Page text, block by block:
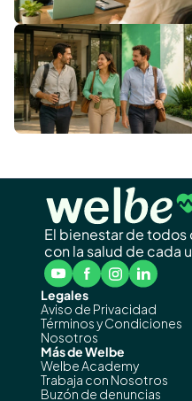
El bienestar de todos
con la salud de cada
Legales
Aviso de Privacidad
Términos y Condiciones
Nosotros
Más de Welbe
Welbe Academy
Trabaja con Nosotros
Buzón de denuncias